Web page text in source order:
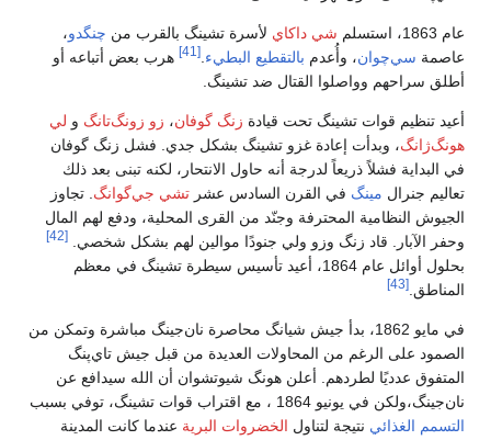
عام 1863، استسلم شي داكاي لأسرة تشينگ بالقرب من چنگدو،
عاصمة سي‌چوان، وأُعدم بالتقطيع البطيء [41]
هرب بعض أتباعه أو
أطلق سراحهم وواصلوا القتال ضد تشينگ.
أعيد تنظيم قوات تشينگ تحت قيادة زنگ گوفان، زو زونگ‌تانگ و لي
هونگ‌ژانگ، وبدأت إعادة غزو تشينگ بشكل جدي. فشل زنگ گوفان
في البداية فشلاً ذريعاً لدرجة أنه حاول الانتحار، لكنه تبنى بعد ذلك
تعاليم جنرال مينگ في القرن السادس عشر تشي جي‌گوانگ . تجاوز
الجيوش النظامية المحترفة وجنّد من القرى المحلية، ودفع لهم المال
وحفر الآبار. قاد زنگ وزو ولي جنودًا موالين لهم بشكل شخصي.
[42]
بحلول أوائل عام 1864، أعيد تأسيس سيطرة تشينگ في معظم
المناطق. [43]
في مايو 1862، بدأ جيش شيانگ محاصرة نان‌جينگ مباشرة وتمكن من
الصمود على الرغم من المحاولات العديدة من قبل جيش تاي‌پنگ
المتفوق عدديًا لطردهم. أعلن هونگ شيوتشوان أن الله سيدافع عن
نان‌جينگ،ولكن في يونيو 1864 ، مع اقتراب قوات تشينگ، توفي بسبب
التسمم الغذائي نتيجة لتناول الخضروات البرية عندما كانت المدينة